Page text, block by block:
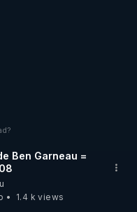
de la
lechoubrave
Ben Garneau =
1.4 k views